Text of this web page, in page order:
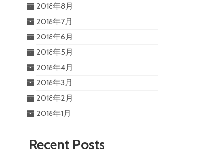
2018年8月
2018年7月
2018年6月
2018年5月
2018年4月
2018年3月
2018年2月
2018年1月
Recent Posts